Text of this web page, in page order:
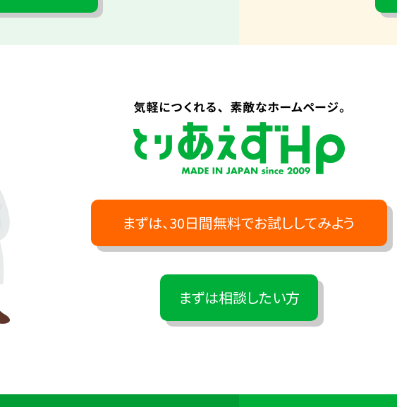
まずは、30日間無料でお試ししてみよう
まずは相談したい方